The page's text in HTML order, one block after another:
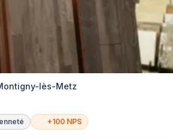
lès-Metz
+100 NPS